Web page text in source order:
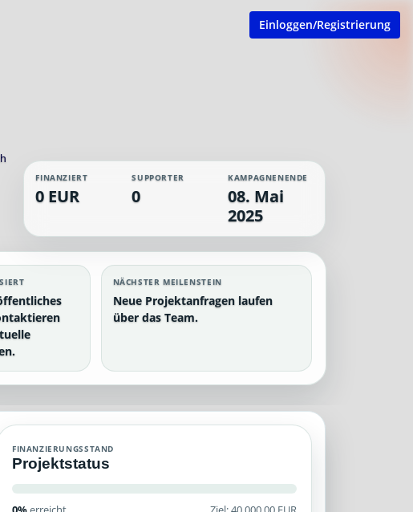
Einloggen/Registrierung
FINANZIERT
0 EUR
SUPPORTER
0
KAMPAGNENENDE
08. Mai
2025
NÄCHSTER MEILENSTEIN
Neue Projektanfragen laufen
über das Team.
Archivierte Crowdfunding-Kampagne mit historischem
FINANZIERUNGSSTAND
Projektstatus